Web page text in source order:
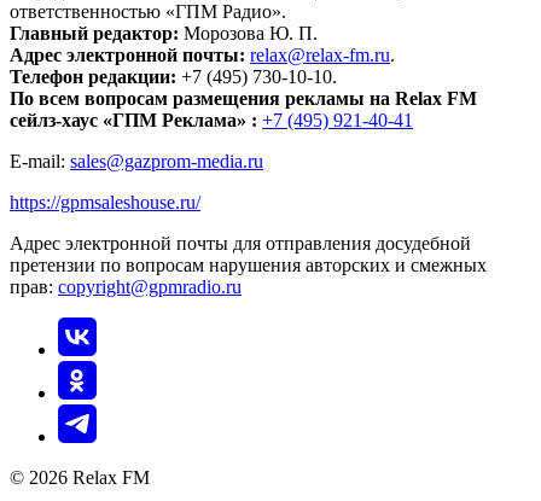
ответственностью «ГПМ Радио».
Главный редактор: Морозова Ю. П.
Адрес электронной почты: relax@relax-fm.ru.
Телефон редакции: +7 (495) 730-10-10.
По всем вопросам размещения рекламы на Relax FM
сейлз-хаус «ГПМ Реклама» : +7 (495) 921-40-41
E-mail: sales@gazprom-media.ru
https://gpmsaleshouse.ru/
Адрес электронной почты для отправления досудебной
претензии по вопросам нарушения авторских и смежных
прав: copyright@gpmradio.ru
© 2026 Relax FM